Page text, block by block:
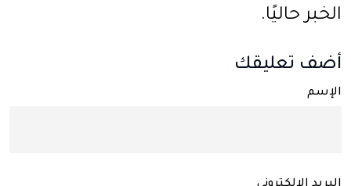
الخبر حاليًا.
أضف تعليقك
الإسم